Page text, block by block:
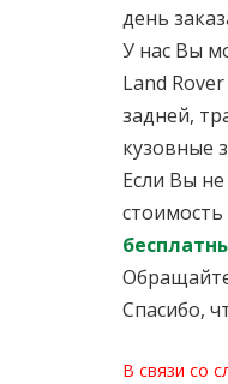
день
У нас Вы
Land
задней,
кузовные
Если Вы
Спасибо,
В связи со